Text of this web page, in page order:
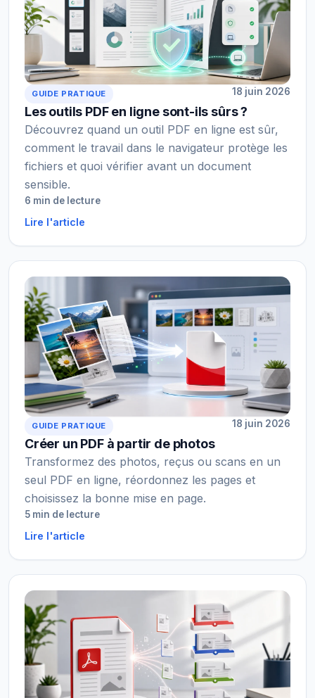
GUIDE PRATIQUE 18 juin 2026
Les outils PDF en ligne sont-ils sûrs ?
Découvrez quand un outil PDF en ligne est sûr,
comment le travail dans le navigateur protège les
fichiers et quoi vérifier avant un document
sensible.
6 min de lecture
Lire l'article
GUIDE PRATIQUE 18 juin 2026
Créer un PDF à partir de photos
Transformez des photos, reçus ou scans en un
seul PDF en ligne, réordonnez les pages et
choisissez la bonne mise en page.
5 min de lecture
Lire l'article